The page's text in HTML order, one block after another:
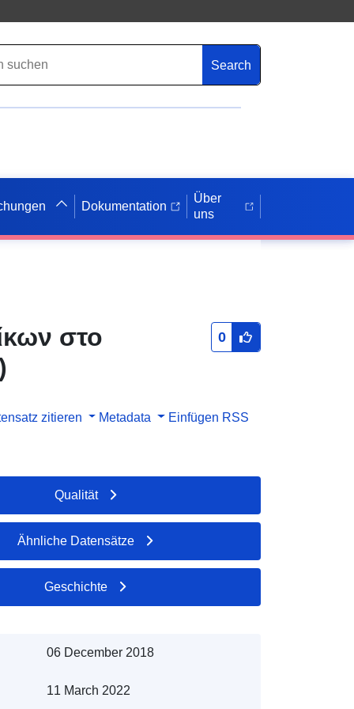
Search
Dokumentation
Über
uns
στο
0
zitieren Metadata Einfügen RSS
Qualität
Ähnliche Datensätze
Geschichte
06 December 2018
11 March 2022